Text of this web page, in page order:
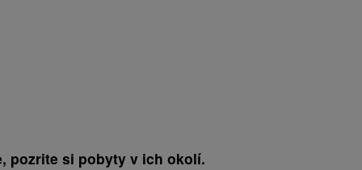
pozrite si pobyty v ich okolí.